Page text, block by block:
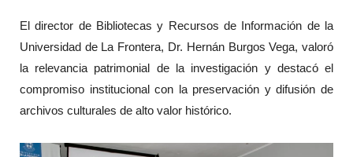
El director de Bibliotecas y Recursos de Información de la
Universidad de La Frontera, Dr. Hernán Burgos Vega, valoró
la relevancia patrimonial de la investigación y destacó el
compromiso institucional con la preservación y difusión de
archivos culturales de alto valor histórico.